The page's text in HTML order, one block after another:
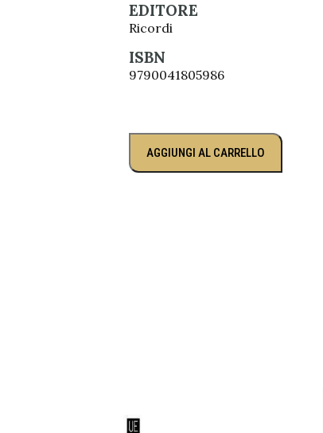
EDITORE
Ricordi
ISBN
9790041805986
AGGIUNGI AL CARRELLO